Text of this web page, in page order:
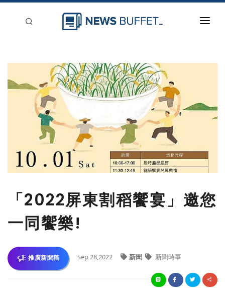
新聞稿分類
登入
刊登
「2022屏東割稻饗宴」邀您
一同饗樂!
推廣新聞稿 Sep 28,2022 新聞 新聞時事